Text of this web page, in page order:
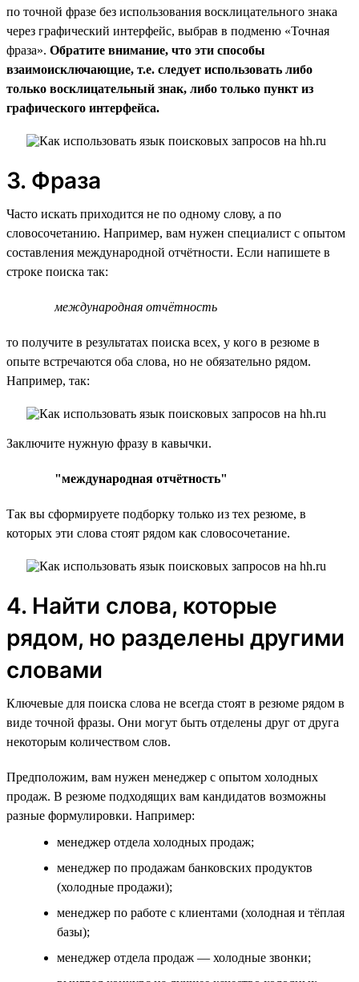
по точной фразе без использования восклицательного знака
через графический интерфейс, выбрав в подменю «Точная
фраза». Обратите внимание, что эти способы
взаимоисключающие, т.е. следует использовать либо
только восклицательный знак, либо только пункт из
графического интерфейса.
3. Фраза
Часто искать приходится не по одному слову, а по
словосочетанию. Например, вам нужен специалист с опытом
составления международной отчётности. Если напишете в
строке поиска так:
международная отчётность
то получите в результатах поиска всех, у кого в резюме в
опыте встречаются оба слова, но не обязательно рядом.
Например, так:
Заключите нужную фразу в кавычки.
"международная отчётность"
Так вы сформируете подборку только из тех резюме, в
которых эти слова стоят рядом как словосочетание.
4. Найти слова, которые
рядом, но разделены другими
словами
Ключевые для поиска слова не всегда стоят в резюме рядом в
виде точной фразы. Они могут быть отделены друг от друга
некоторым количеством слов.
Предположим, вам нужен менеджер с опытом холодных
продаж. В резюме подходящих вам кандидатов возможны
разные формулировки. Например:
менеджер отдела холодных продаж;
менеджер по продажам банковских продуктов
(холодные продажи);
менеджер по работе с клиентами (холодная и тёплая
базы);
менеджер отдела продаж — холодные звонки;